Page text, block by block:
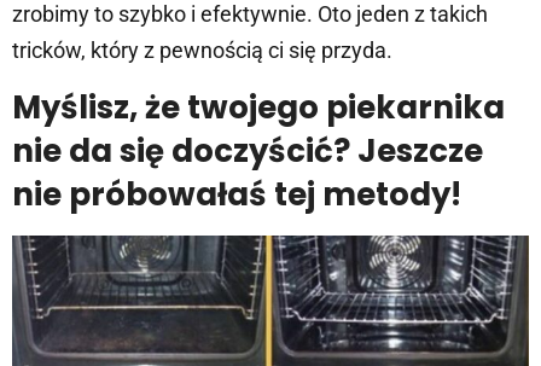
zrobimy to szybko i efektywnie. Oto jeden z takich
tricków, który z pewnością ci się przyda.
Myślisz, że twojego piekarnika
nie da się doczyścić? Jeszcze
nie próbowałaś tej metody!